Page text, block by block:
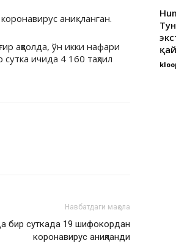
аниқланган.
аҳволда, ўн икки нафари
ичида 4 160 таҳлил
Навбатдаги мақола
бир суткада 19 шифокордан
коронавирус аниқланди